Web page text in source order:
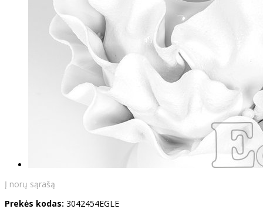
Į norų sąrašą
Prekės kodas: 3042454EGLE